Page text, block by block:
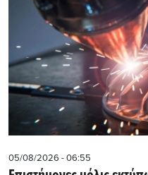
05/08/2026 - 06:55